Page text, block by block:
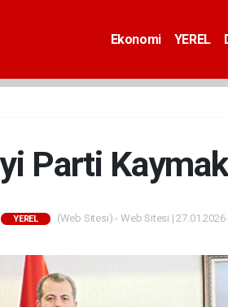
Ekonomi YEREL
Parti
YEREL (Web Sitesi) - Web Sitesi |